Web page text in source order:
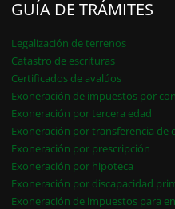
GUÍA DE TRÁMITES
Legalización de terrenos
Catastro de escrituras
Certificados de avalúos
Exoneración de impuestos por
Exoneración por tercera edad
Exoneración por transferencia
Exoneración por prescripción
Exoneración por hipoteca
Exoneración por discapacidad
Exoneración de impuestos para